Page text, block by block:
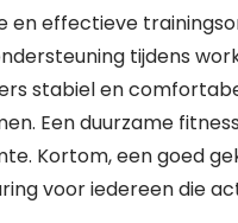
en effectieve
tijdens
stabiel en
Een duurzame
Kortom, een goed
voor iedereen die